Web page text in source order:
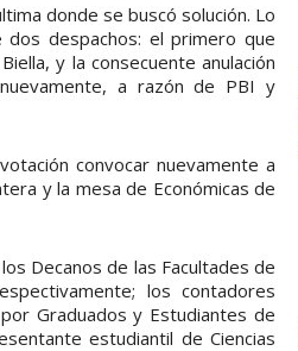
donde se buscó solución. Lo
despachos: el primero que
y la consecuente anulación
a razón de PBI y
convocar nuevamente a
y la mesa de Económicas de
Decanos de las Facultades de
los contadores
Graduados y Estudiantes de
estudiantil de Ciencias